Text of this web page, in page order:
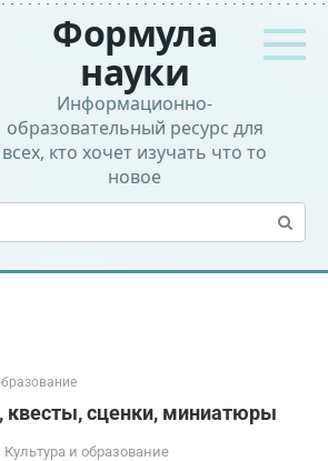
Формула
науки
Информационно-
образовательный ресурс для
всех, кто хочет изучать что то
новое
квесты, сценки, миниатюры
Культура и образование